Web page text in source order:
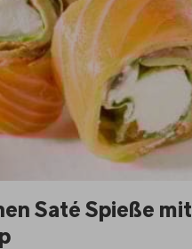
Saté Spieße mit